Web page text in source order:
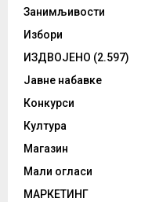
Занимљивости
Избори
ИЗДВОЈЕНО (2.597)
Јавне набавке
Конкурси
Култура
Магазин
Мали огласи
МАРКЕТИНГ